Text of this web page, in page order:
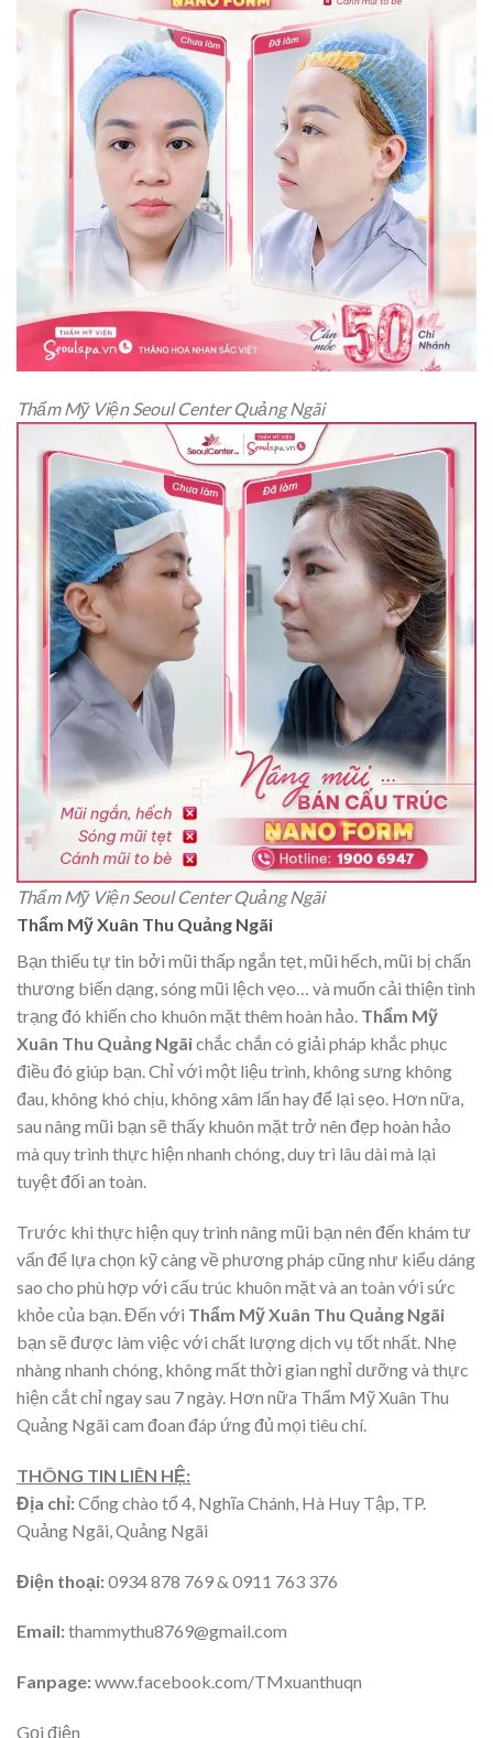
Thẩm Mỹ Viện Seoul Center Quảng Ngãi
Thẩm Mỹ Viện Seoul Center Quảng Ngãi
Thẩm Mỹ Xuân Thu Quảng Ngãi
Bạn thiếu tự tin bởi mũi thấp ngắn tẹt, mũi hếch, mũi bị chấn
thương biến dạng, sóng mũi lệch vẹo… và muốn cải thiện tình
trạng đó khiến cho khuôn mặt thêm hoàn hảo. Thẩm Mỹ
Xuân Thu Quảng Ngãichắc chắn có giải pháp khắc phục
điều đó giúp bạn. Chỉ với một liệu trình, không sưng không
đau, không khó chịu, không xâm lấn hay để lại sẹo. Hơn nữa,
sau nâng mũi bạn sẽ thấy khuôn mặt trở nên đẹp hoàn hảo
mà quy trình thực hiện nhanh chóng, duy trì lâu dài mà lại
tuyệt đối an toàn.
Trước khi thực hiện quy trình nâng mũi bạn nên đến khám tư
vấn để lựa chọn kỹ càng về phương pháp cũng như kiểu dáng
sao cho phù hợp với cấu trúc khuôn mặt và an toàn với sức
khỏe của bạn. Đến với Thẩm Mỹ Xuân Thu Quảng Ngãi
bạn sẽ được làm việc với chất lượng dịch vụ tốt nhất. Nhẹ
nhàng nhanh chóng, không mất thời gian nghỉ dưỡng và thực
hiện cắt chỉ ngay sau 7 ngày. Hơn nữa Thẩm Mỹ Xuân Thu
Quảng Ngãi cam đoan đáp ứng đủ mọi tiêu chí.
THÔNG TIN LIÊN HỆ:
Địa chỉ:Cổng chào tổ 4, Nghĩa Chánh, Hà Huy Tập, TP.
Quảng Ngãi, Quảng Ngãi
Điện thoại:0934 878 769 & 0911 763 376
Email:thammythu8769@gmail.com
Fanpage:www.facebook.com/TMxuanthuqn
Gọi điện